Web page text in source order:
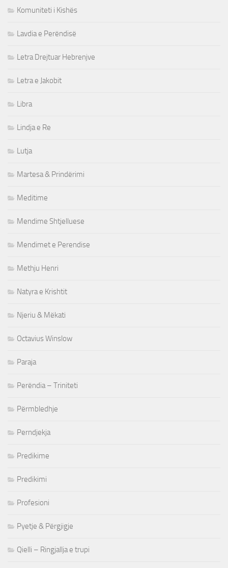
Komuniteti i Kishës
Lavdia e Perëndisë
Letra Drejtuar Hebrenjve
Letra e Jakobit
Libra
Lindja e Re
Lutja
Martesa & Prindërimi
Meditime
Mendime Shtjelluese
Mendimet e Perendise
Methju Henri
Natyra e Krishtit
Njeriu & Mëkati
Octavius Winslow
Paraja
Perëndia – Triniteti
Përmbledhje
Perndjekja
Predikime
Predikimi
Profesioni
Pyetje & Përgjigje
Qielli – Ringjallja e trupi